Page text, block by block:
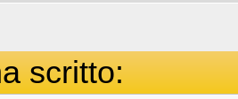
scritto: